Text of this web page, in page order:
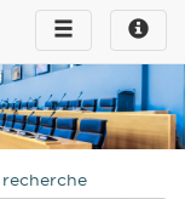
Toggle
infos
Toggle
navigation